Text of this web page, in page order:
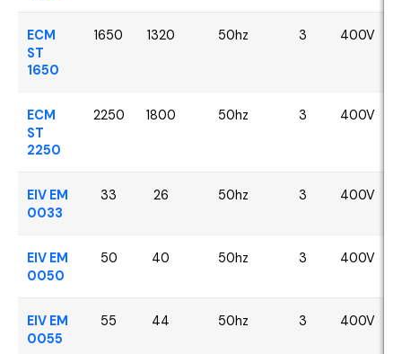
ECM
ST
1650
1650 1320 50hz 3 400V
ECM
ST
2250
2250 1800 50hz 3 400V
EIV EM
0033
33 26 50hz 3 400V
EIV EM
0050
50 40 50hz 3 400V
EIV EM
0055
55 44 50hz 3 400V